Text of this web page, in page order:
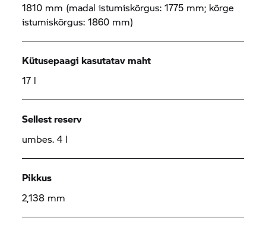
1810 mm (madal istumiskõrgus: 1775 mm; kõrge
istumiskõrgus: 1860 mm)
Kütusepaagi kasutatav maht
17 l
Sellest reserv
umbes. 4 l
Pikkus
2,138 mm